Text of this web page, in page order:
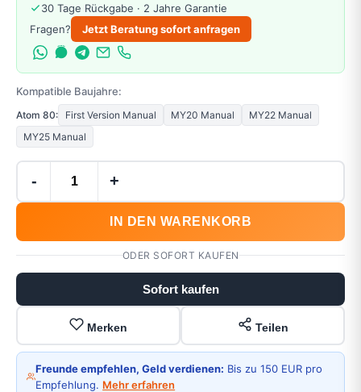
30 Tage Rückgabe · 2 Jahre Garantie
Fragen?
Jetzt Beratung sofort anfragen
Kompatible Baujahre:
Atom 80: First Version Manual MY20 Manual
MY22 Manual
MY25 Manual
- +
IN DEN WARENKORB
ODER SOFORT KAUFEN
Sofort kaufen
Merken Teilen
Freunde empfehlen, Geld verdienen: Bis zu 150 EUR pro
Empfehlung. Mehr erfahren